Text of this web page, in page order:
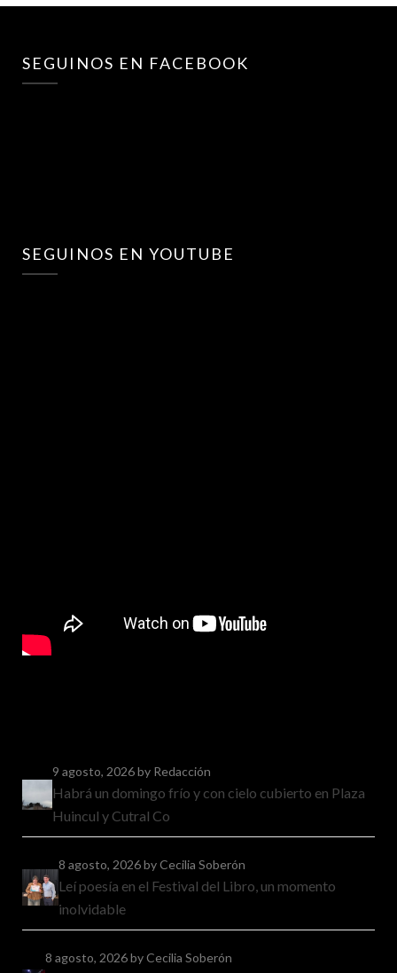
SEGUINOS EN FACEBOOK
SEGUINOS EN YOUTUBE
9 agosto, 2026by Redacción
Habrá un domingo frío y con cielo cubierto en Plaza
Huincul y Cutral Co
8 agosto, 2026by Cecilia Soberón
Leí poesía en el Festival del Libro, un momento
inolvidable
8 agosto, 2026by Cecilia Soberón